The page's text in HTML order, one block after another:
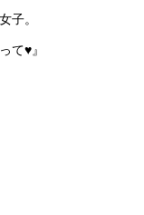
子。
て♥』